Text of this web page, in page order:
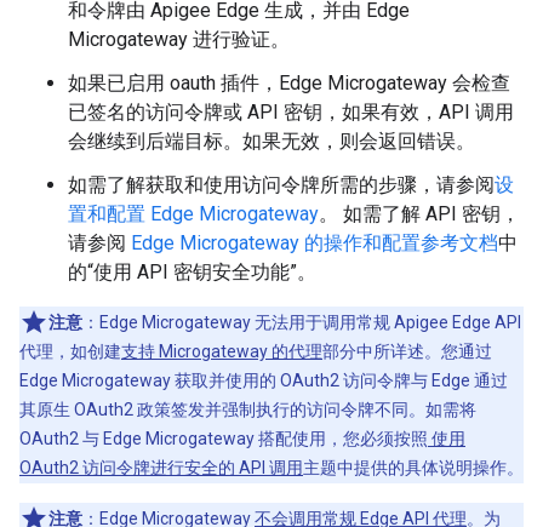
和令牌由 Apigee Edge 生成，并由 Edge
Microgateway 进行验证。
如果已启用 oauth 插件，Edge Microgateway 会检查
已签名的访问令牌或 API 密钥，如果有效，API 调用
会继续到后端目标。如果无效，则会返回错误。
如需了解获取和使用访问令牌所需的步骤，请参阅设
置和配置 Edge Microgateway。 如需了解 API 密钥，
请参阅 Edge Microgateway 的操作和配置参考文档中
的“使用 API 密钥安全功能”。
注意 ：Edge Microgateway 无法用于调用常规 Apigee Edge API
代理，如创建支持 Microgateway 的代理部分中所详述。您通过
Edge Microgateway 获取并使用的 OAuth2 访问令牌与 Edge 通过
其原生 OAuth2 政策签发并强制执行的访问令牌不同。如需将
OAuth2 与 Edge Microgateway 搭配使用，您必须按照 使用
OAuth2 访问令牌进行安全的 API 调用主题中提供的具体说明操作。
注意 ：Edge Microgateway不会调用常规 Edge API 代理。为